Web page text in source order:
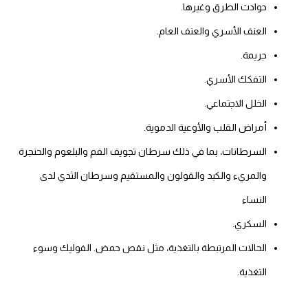
حوادث الطرق وغيرها.
العنف الأسري والعنف العام.
جريمة.
التفكك الأسري.
الخلل الاجتماعي.
أمراض القلب والأوعية الدموية.
السرطانات، بما في ذلك سرطان تجويف الفم والبلعوم والحنجرة
والمريء والكبد والقولون والمستقيم وسرطان الثدي لدى
النساء
السكري.
الحالات المرتبطة بالتغذية، مثل نقص حمض. الفوليك وسوء
التغذية.